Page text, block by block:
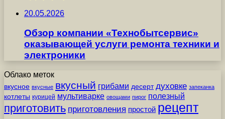
20.05.2026
Обзор компании «Технобытсервис»
оказывающей услуги ремонта техники и
электроники
Облако меток
вкусное вкусные вкусный грибами десерт духовке запеканка
котлеты курицей мультиварке овощами пирог полезный
приготовить приготовления простой рецепт